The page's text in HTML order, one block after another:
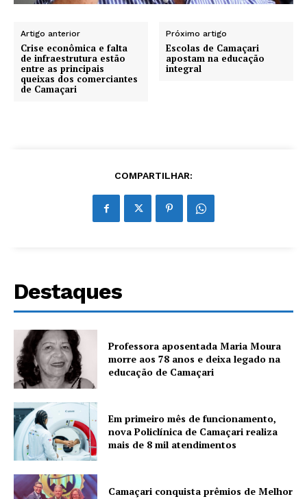
Artigo anterior
Crise econômica e falta
de infraestrutura estão
entre as principais
queixas dos comerciantes
de Camaçari
Próximo artigo
Escolas de Camaçari
apostam na educação
integral
COMPARTILHAR:
Destaques
Professora aposentada Maria Moura
morre aos 78 anos e deixa legado na
educação de Camaçari
Em primeiro mês de funcionamento,
nova Policlínica de Camaçari realiza
mais de 8 mil atendimentos
Camaçari conquista prêmios de Melhor